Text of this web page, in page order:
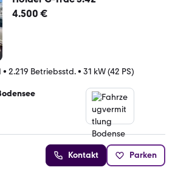
4.500 €
• 2.219 Betriebsstd.• 31 kW (42 PS)
Kontakt Parken